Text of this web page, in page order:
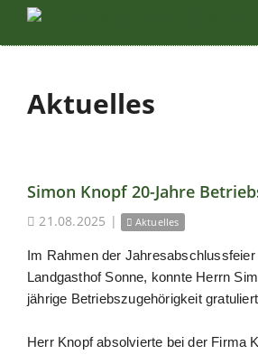
Aktuelles
Simon Knopf 20-Jahre
21.08.2025 | Aktuelles
Im Rahmen der Jahresabschlussfeier
Landgasthof Sonne, konnte Herrn
jährige Betriebszugehörigkeit
Herr Knopf absolvierte bei der Firma